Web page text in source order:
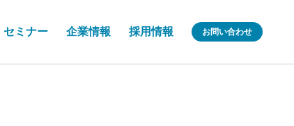
セミナー 企業情報 採用情報 お問い合わせ